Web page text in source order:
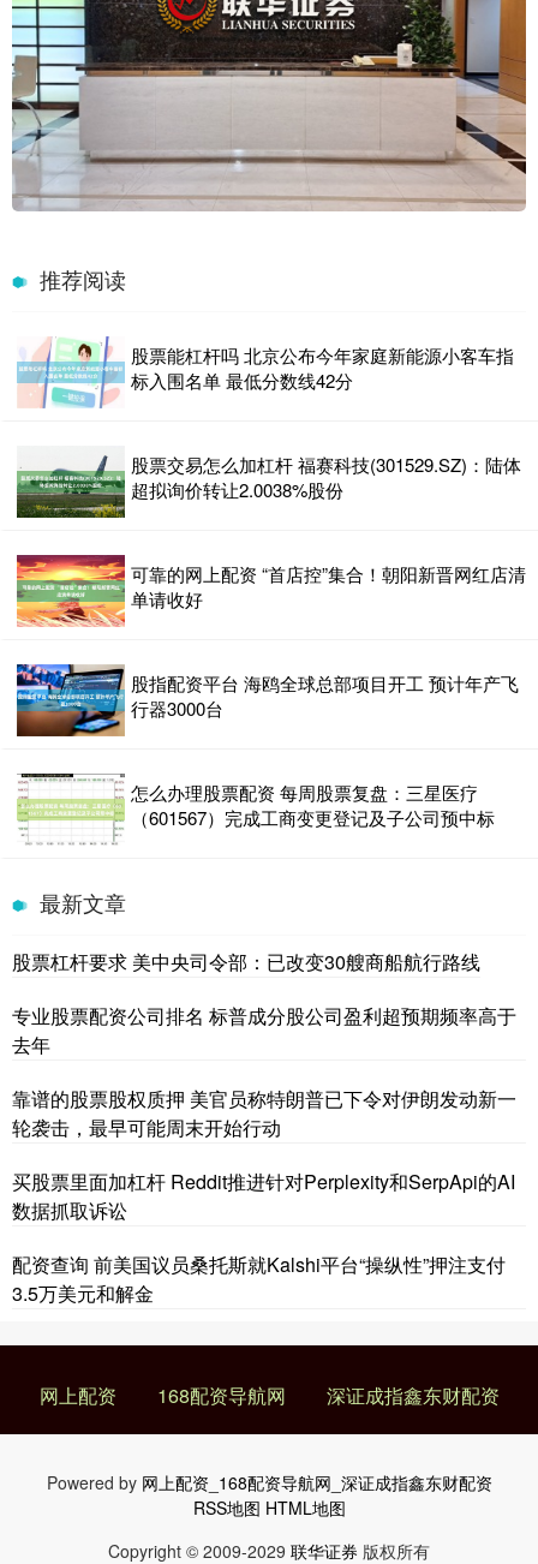
推荐阅读
股票能杠杆吗 北京公布今年家庭新能源小客车指
标入围名单 最低分数线42分
股票交易怎么加杠杆 福赛科技(301529.SZ)：陆体
超拟询价转让2.0038%股份
可靠的网上配资 “首店控”集合！朝阳新晋网红店清
单请收好
股指配资平台 海鸥全球总部项目开工 预计年产飞
行器3000台
怎么办理股票配资 每周股票复盘：三星医疗
（601567）完成工商变更登记及子公司预中标
最新文章
股票杠杆要求 美中央司令部：已改变30艘商船航行路线
专业股票配资公司排名 标普成分股公司盈利超预期频率高于
去年
靠谱的股票股权质押 美官员称特朗普已下令对伊朗发动新一
轮袭击，最早可能周末开始行动
买股票里面加杠杆 Reddit推进针对Perplexity和SerpApi的AI
数据抓取诉讼
配资查询 前美国议员桑托斯就Kalshi平台“操纵性”押注支付
3.5万美元和解金
网上配资 168配资导航网 深证成指鑫东财配资
Powered by 网上配资_168配资导航网_深证成指鑫东财配资
RSS地图 HTML地图
Copyright © 2009-2029 联华证券 版权所有